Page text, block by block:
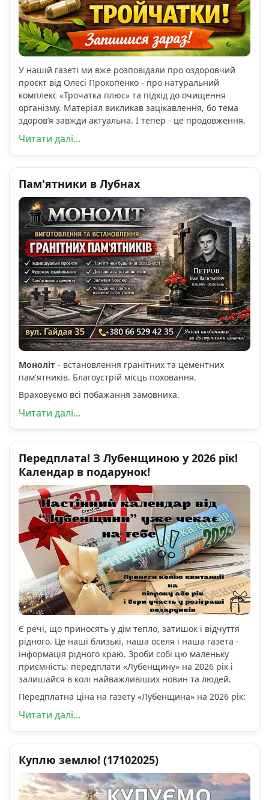
У нашій газеті ми вже розповідали про оздоровчий
проєкт від Олесі Прокопенко - про натуральний
комплекс «Трочатка плюс» та підхід до очищення
організму. Матеріал викликав зацікавлення, бо тема
здоров’я завжди актуальна. І тепер - це продовження.
Читати далі...
Пам'ятники в Лубнах
Моноліт - встановлення гранітних та цементних
пам'ятників. Благоустрій місць поховання.
Враховуємо всі побажання замовника.
Читати далі...
Передплата! З Лубенщиною у 2026 рік!
Календар в подарунок!
Є речі, що приносять у дім тепло, затишок і відчуття
рідного. Це наші близькі, наша оселя і наша газета -
інформація рідного краю. Зроби собі цю маленьку
приємність: передплати «Лубенщину» на 2026 рік і
залишайся в колі найважливіших новин та людей.
Передплатна ціна на газету «Лубенщина» на 2026 рік:
Читати далі...
Куплю землю! (17102025)